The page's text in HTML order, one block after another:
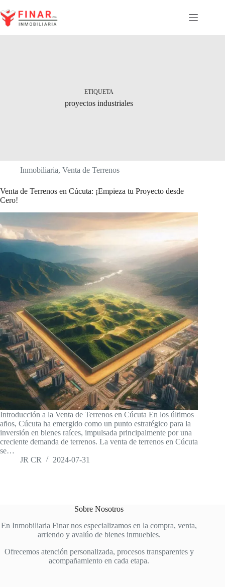
al
contenido
ETIQUETA
proyectos industriales
Inmobiliaria, Venta de Terrenos
Venta de Terrenos en Cúcuta: ¡Empieza tu Proyecto desde
Cero!
Introducción a la Venta de Terrenos en Cúcuta En los últimos
años, Cúcuta ha emergido como un punto estratégico para la
inversión en bienes raíces, impulsada principalmente por una
creciente demanda de terrenos. La venta de terrenos en Cúcuta
se…
JR CR
2024-07-31
Sobre Nosotros
En Inmobiliaria Finar nos especializamos en la compra, venta,
arriendo y avalúo de bienes inmuebles.
Ofrecemos atención personalizada, procesos transparentes y
acompañamiento en cada etapa.